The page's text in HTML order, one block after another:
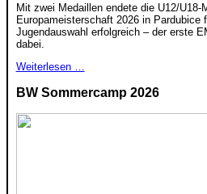
Mit zwei Medaillen endete die U12/U18-
Europameisterschaft 2026 in Pardubice
Jugendauswahl erfolgreich – der erste
dabei.
Weiterlesen …
BW Sommercamp 2026